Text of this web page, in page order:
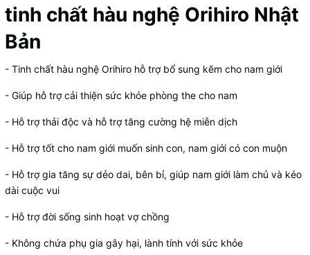
tinh chất hàu nghệ Orihiro Nhật
Bản
- Tinh chất hàu nghệ Orihiro hỗ trợ bổ sung kẽm cho nam giới
- Giúp hỗ trợ cải thiện sức khỏe phòng the cho nam
- Hỗ trợ thải độc và hỗ trợ tăng cường hệ miễn dịch
- Hỗ trợ tốt cho nam giới muốn sinh con, nam giới có con muộn
- Hỗ trợ gia tăng sự dẻo dai, bên bỉ, giúp nam giới làm chủ và kéo
dài cuộc vui
- Hỗ trợ đời sống sinh hoạt vợ chồng
- Không chứa phụ gia gây hại, lành tính với sức khỏe